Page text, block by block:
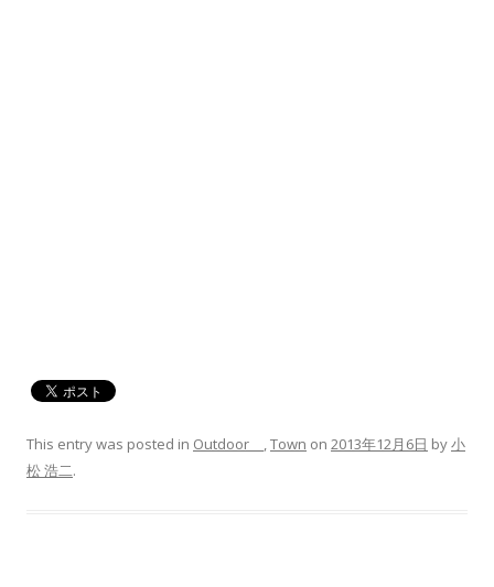
This entry was posted in Outdoor ,Town on 2013年12月6日 by小
松 浩二.